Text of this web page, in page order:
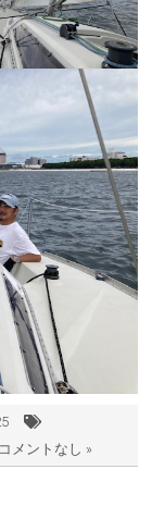
コメントなし »